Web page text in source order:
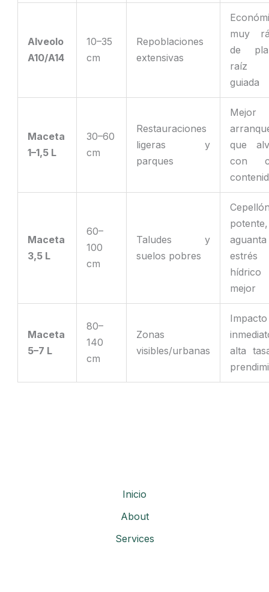
Alveolo
A10/A14
10–35
cm
Repoblaciones
extensivas
muy
de
raíz
guiada
Maceta
1–1,5 L
30–60
cm
Restauraciones
ligeras y
parques
Mejor
que
con
Maceta
3,5 L
60–
100
cm
Taludes y
suelos pobres
potente,
aguanta
estrés
hídrico
mejor
Maceta
5–7 L
80–
140
cm
Zonas
visibles/urbanas
Impacto
alta
Inicio
About
Services